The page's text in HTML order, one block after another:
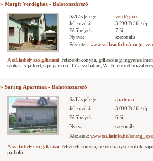
» Margit Vendégház - Balatonszárszó
Szállás jellege: vendégház
Jellemző ár:
3 200 Ft / fő / éj
Férőhelyek:
7 fő
Nyitva:
szezonális
Részletek: www.szallasinfo.hu/
A szálláshely szolgáltatásai: Felszerelt konyha, grillezőhely, ingyenes
szobák, saját kert, saját parkoló, TV a szobában, Wi-Fi internet hozzáférés.
» Sarang Apartman - Balatonszárszó
Szállás jellege: apartman
Jellemző ár:
3 000 Ft / fő / éj
Férőhelyek:
6 fő
Nyitva:
szezonális
Részletek: www.szallasinfo.hu/
A szálláshely szolgáltatásai: Felszerelt konyha, nemdohányzó szobák,
parkoló.